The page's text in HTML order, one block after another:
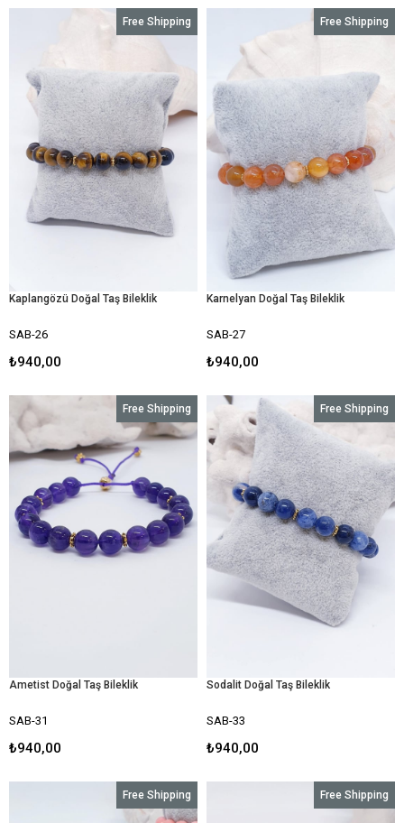
Kaplangözü Doğal Taş Bileklik
SAB-26
₺940,00
Free Shipping
Karnelyan Doğal Taş Bileklik
SAB-27
₺940,00
Free Shipping
Ametist Doğal Taş Bileklik
SAB-31
₺940,00
Free Shipping
Sodalit Doğal Taş Bileklik
SAB-33
₺940,00
Free Shipping
Free Shipping Free Shipping